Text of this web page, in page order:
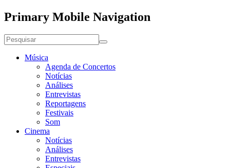
Primary Mobile Navigation
Música
Agenda de Concertos
Notícias
Análises
Entrevistas
Reportagens
Festivais
Som
Cinema
Notícias
Análises
Entrevistas